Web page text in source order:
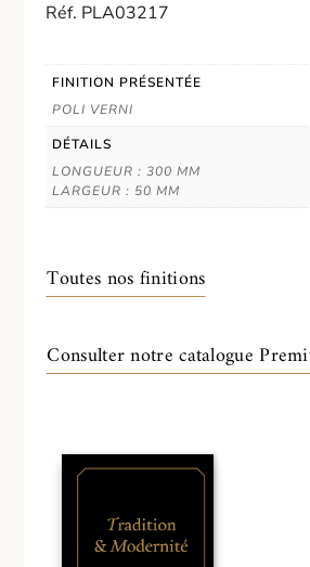
Réf. PLA03217
FINITION PRÉSENTÉE
POLI VERNI
DÉTAILS
LONGUEUR : 300 MM
LARGEUR : 50 MM
Toutes nos finitions
Consulter notre catalogue